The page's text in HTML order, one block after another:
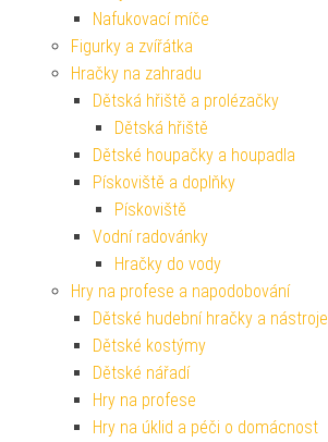
Nafukovací míče
Figurky a zvířátka
Hračky na zahradu
Dětská hřiště a prolézačky
Dětská hřiště
Dětské houpačky a houpadla
Pískoviště a doplňky
Pískoviště
Vodní radovánky
Hračky do vody
Hry na profese a napodobování
Dětské hudební hračky a nástroje
Dětské kostýmy
Dětské nářadí
Hry na profese
Hry na úklid a péči o domácnost